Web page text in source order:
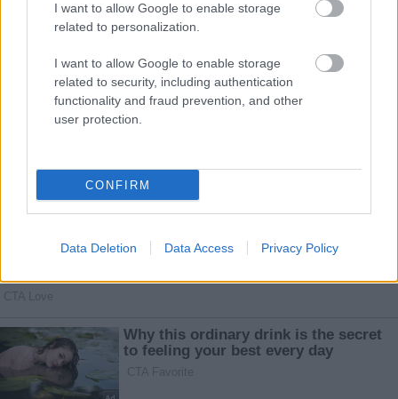
I want to allow Google to enable storage
related to personalization.
I want to allow Google to enable storage
related to security, including authentication
functionality and fraud prevention, and other
user protection.
CONFIRM
Data Deletion Data Access Privacy Policy